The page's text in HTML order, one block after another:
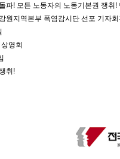
파! 모든 노동자의 노동기본권 쟁취
원지역본부 폭염감시단 선포 기자
영회
취!